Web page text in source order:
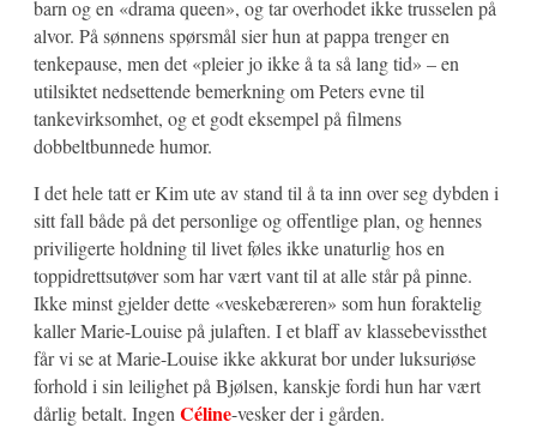
barn og en «drama queen», og tar overhodet ikke trusselen på
alvor. På sønnens spørsmål sier hun at pappa trenger en
tenkepause, men det «pleier jo ikke å ta så lang tid» – en
utilsiktet nedsettende bemerkning om Peters evne til
tankevirksomhet, og et godt eksempel på filmens
dobbeltbunnede humor.
I det hele tatt er Kim ute av stand til å ta inn over seg dybden i
sitt fall både på det personlige og offentlige plan, og hennes
priviligerte holdning til livet føles ikke unaturlig hos en
toppidrettsutøver som har vært vant til at alle står på pinne.
Ikke minst gjelder dette «veskebæreren» som hun foraktelig
kaller Marie-Louise på julaften. I et blaff av klassebevissthet
får vi se at Marie-Louise ikke akkurat bor under luksuriøse
forhold i sin leilighet på Bjølsen, kanskje fordi hun har vært
dårlig betalt. Ingen Céline-vesker der i gården.